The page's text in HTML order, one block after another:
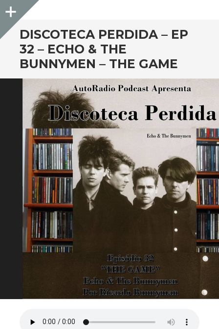
Sidebar
DISCOTECA PERDIDA – EP
32 – ECHO & THE
BUNNYMEN – THE GAME